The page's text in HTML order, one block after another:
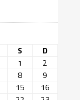
S
D
1
2
8
9
15
16